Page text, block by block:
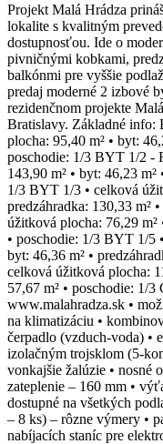
Projekt Malá Hrádza
lokalite s kvalitným
dostupnosťou. Ide o
pivničnými kobkami,
balkónmi pre vyššie
predaj moderné 2 izbové
rezidenčnom projekte
Bratislavy. Základné
plocha: 95,40 m² • byt:
poschodie: 1/3 BYT 1/2 -
143,90 m² • byt: 46,23 m²
1/3 BYT 1/3 • celková
predzáhradka: 130,33 m²
úžitková plocha: 76,29 m²
• poschodie: 1/3 BYT 1/5
byt: 46,36 m² •
celková úžitková plocha:
57,67 m² • poschodie: 1/
www.malahradza.sk •
na klimatizáciu •
čerpadlo (vzduch-voda) •
izolačným trojsklom (5-
vonkajšie žalúzie • nosné
zateplenie – 160 mm •
dostupné na všetkých
– 8 ks) – rôzne výmery •
nabíjacích staníc pre